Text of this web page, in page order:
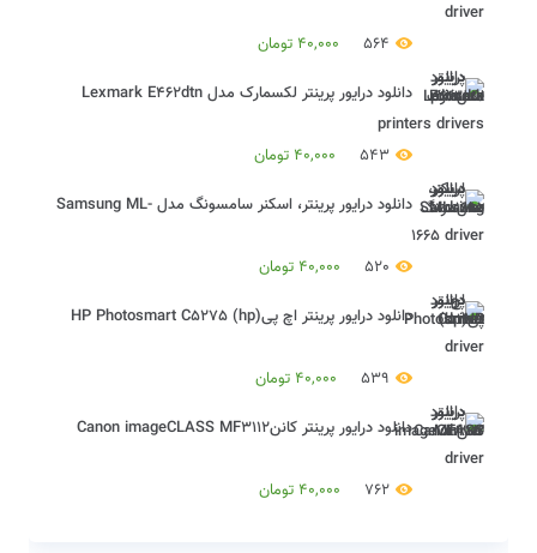
driver
564
40,000 تومان
دانلود درایور پرینتر لکسمارک مدل Lexmark E462dtn
printers drivers
543
40,000 تومان
دانلود درایور پرینتر، اسکنر سامسونگ مدل Samsung ML-
1665 driver
520
40,000 تومان
دانلود درایور پرینتر اچ پی(hp) HP Photosmart C5275
driver
539
40,000 تومان
دانلود درایور پرینتر کاننCanon imageCLASS MF3112
driver
762
40,000 تومان